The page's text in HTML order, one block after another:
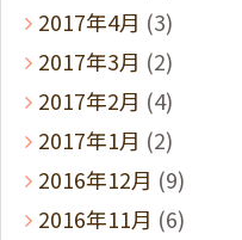
2017年4月 (3)
2017年3月 (2)
2017年2月 (4)
2017年1月 (2)
2016年12月 (9)
2016年11月 (6)